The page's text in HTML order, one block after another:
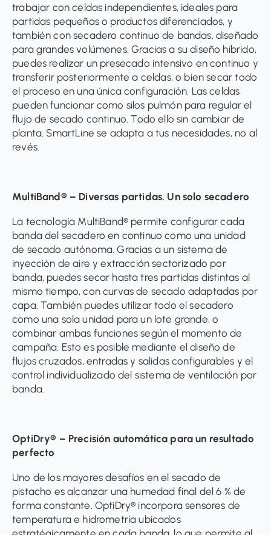
trabajar con celdas independientes, ideales para
partidas pequeñas o productos diferenciados, y
también con secadero continuo de bandas, diseñado
para grandes volúmenes. Gracias a su diseño híbrido,
puedes realizar un presecado intensivo en continuo y
transferir posteriormente a celdas, o bien secar todo
el proceso en una única configuración. Las celdas
pueden funcionar como silos pulmón para regular el
flujo de secado continuo. Todo ello sin cambiar de
planta. SmartLine se adapta a tus necesidades, no al
revés.
MultiBand® – Diversas partidas. Un solo secadero
La tecnología MultiBand® permite configurar cada
banda del secadero en continuo como una unidad
de secado autónoma. Gracias a un sistema de
inyección de aire y extracción sectorizado por
banda, puedes secar hasta tres partidas distintas al
mismo tiempo, con curvas de secado adaptadas por
capa. También puedes utilizar todo el secadero
como una sola unidad para un lote grande, o
combinar ambas funciones según el momento de
campaña. Esto es posible mediante el diseño de
flujos cruzados, entradas y salidas configurables y el
control individualizado del sistema de ventilación por
banda.
OptiDry® – Precisión automática para un resultado
perfecto
Uno de los mayores desafíos en el secado de
pistacho es alcanzar una humedad final del 6 % de
forma constante. OptiDry® incorpora sensores de
temperatura e hidrometría ubicados